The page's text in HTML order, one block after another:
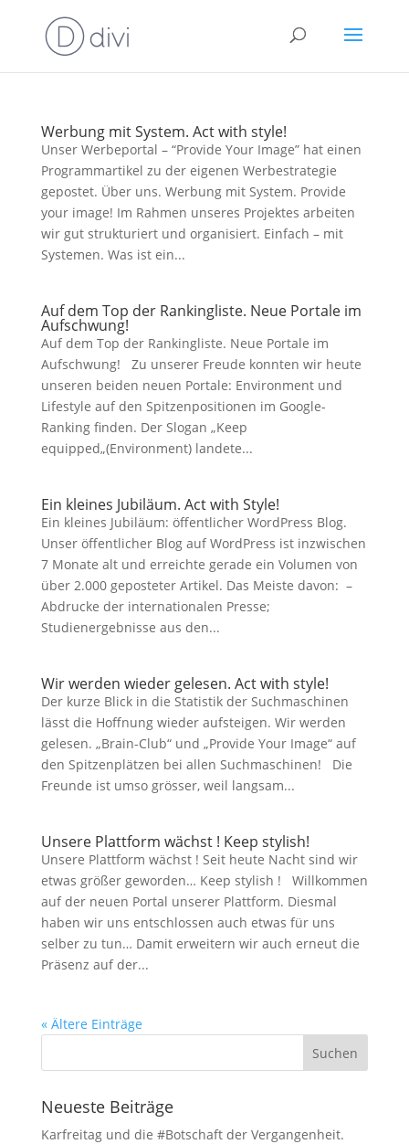
Werbung mit System. Act with style!
Unser Werbeportal – “Provide Your Image” hat einen
Programmartikel zu der eigenen Werbestrategie
gepostet. Über uns. Werbung mit System. Provide
your image! Im Rahmen unseres Projektes arbeiten
wir gut strukturiert und organisiert. Einfach – mit
Systemen. Was ist ein...
Auf dem Top der Rankingliste. Neue Portale im
Aufschwung!
Auf dem Top der Rankingliste. Neue Portale im
Aufschwung! Zu unserer Freude konnten wir heute
unseren beiden neuen Portale: Environment und
Lifestyle auf den Spitzenpositionen im Google-
Ranking finden. Der Slogan „Keep
equipped„(Environment) landete...
Ein kleines Jubiläum. Act with Style!
Ein kleines Jubiläum: öffentlicher WordPress Blog.
Unser öffentlicher Blog auf WordPress ist inzwischen
7 Monate alt und erreichte gerade ein Volumen von
über 2.000 geposteter Artikel. Das Meiste davon: –
Abdrucke der internationalen Presse;
Studienergebnisse aus den...
Wir werden wieder gelesen. Act with style!
Der kurze Blick in die Statistik der Suchmaschinen
lässt die Hoffnung wieder aufsteigen. Wir werden
gelesen. „Brain-Club“ und „Provide Your Image“ auf
den Spitzenplätzen bei allen Suchmaschinen! Die
Freunde ist umso grösser, weil langsam...
Unsere Plattform wächst ! Keep stylish!
Unsere Plattform wächst ! Seit heute Nacht sind wir
etwas größer geworden… Keep stylish ! Willkommen
auf der neuen Portal unserer Plattform. Diesmal
haben wir uns entschlossen auch etwas für uns
selber zu tun… Damit erweitern wir auch erneut die
Präsenz auf der...
« Ältere Einträge
Neueste Beiträge
Karfreitag und die #Botschaft der Vergangenheit.